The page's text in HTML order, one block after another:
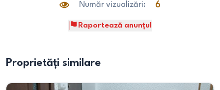
Număr vizualizări: 6
Raportează anunțul
Proprietăți similare